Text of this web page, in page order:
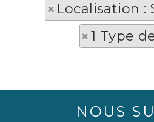
Localisation :
1 Type
NOUS